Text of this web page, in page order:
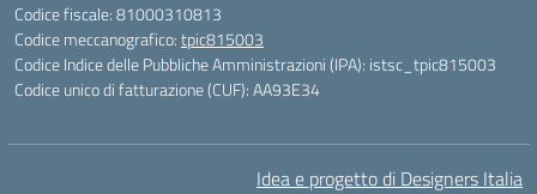
Codice fiscale: 81000310813
Codice meccanografico:tpic815003
Codice Indice delle Pubbliche Amministrazioni (IPA): istsc_tpic815003
Codice unico di fatturazione (CUF): AA93E34
Idea e progetto di Designers Italia